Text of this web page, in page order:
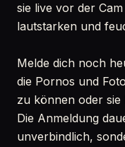
sie live vor der
lautstarken und
Melde dich noch
die Pornos und
zu können oder sie
Die Anmeldung
unverbindlich,